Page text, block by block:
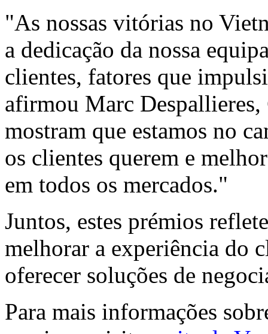
"As nossas vitórias no
a dedicação da nossa
clientes, fatores que
afirmou Marc Despallieres,
mostram que estamos no
os clientes querem e
em todos os mercados."
Juntos, estes prémios
melhorar a experiência do
oferecer soluções de
Para mais informações